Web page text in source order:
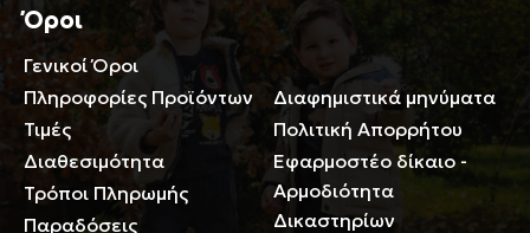
Όροι
Γενικοί Όροι
Πληροφορίες Προϊόντων
Τιμές
Διαθεσιμότητα
Τρόποι Πληρωμής
Παραδόσεις
Περιορισμοί ευθύνης
Διαφημιστικά μηνύματα
Πολιτική Απορρήτου
Εφαρμοστέο δίκαιο -
Αρμοδιότητα
Δικαστηρίων